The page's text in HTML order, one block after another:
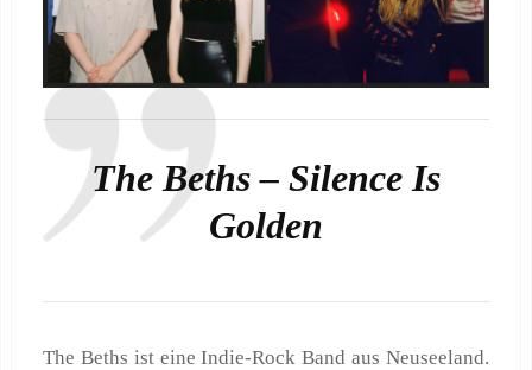
The Beths – Silence Is
Golden
The Beths ist eine Indie-Rock Band aus Neuseeland.